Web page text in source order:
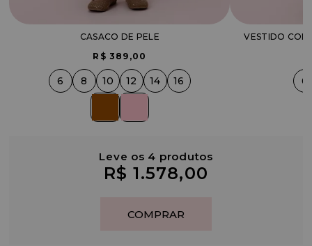
CASACO DE PELE
R$ 389,00
6 8 10 12 14 16 6
Leve os 4 produtos
R$ 1.578,00